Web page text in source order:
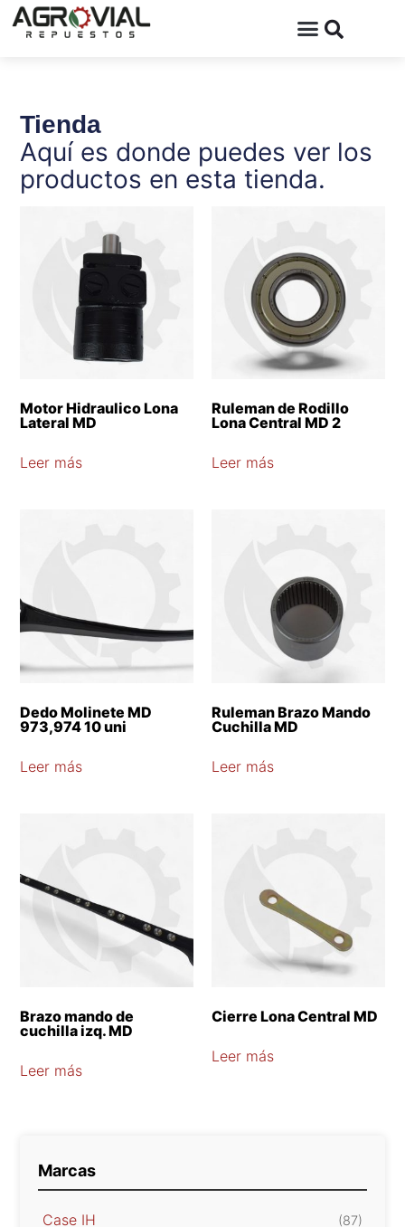
Tienda
Aquí es donde puedes ver los
productos en esta tienda.
Motor Hidraulico Lona
Lateral MD
Leer más
Ruleman de Rodillo
Lona Central MD 2
Leer más
Dedo Molinete MD
973,974 10 uni
Leer más
Ruleman Brazo Mando
Cuchilla MD
Leer más
Brazo mando de
cuchilla izq. MD
Leer más
Cierre Lona Central MD
Leer más
Marcas
Case IH (87)